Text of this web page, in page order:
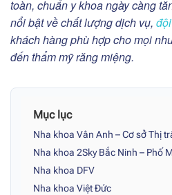
toàn, chuẩn y khoa ngày càng
nổi bật về chất lượng dịch vụ,
khách hàng phù hợp cho mọi
đến thẩm mỹ răng miệng.
Mục lục
Nha khoa Vân Anh – Cơ sở Thị
Nha khoa 2Sky Bắc Ninh – Phố
Nha khoa DFV
Nha khoa Việt Đức